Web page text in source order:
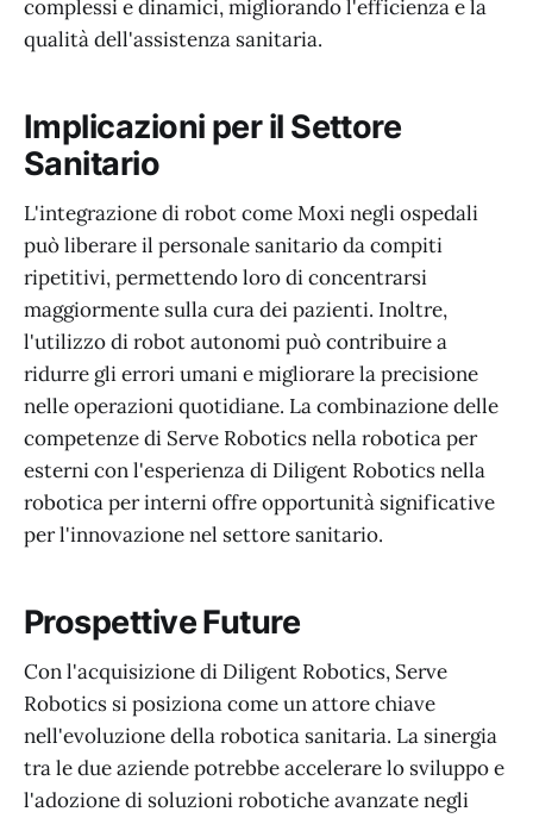
complessi e dinamici, migliorando l'efficienza e la
qualità dell'assistenza sanitaria.
Implicazioni per il Settore
Sanitario
L'integrazione di robot come Moxi negli ospedali
può liberare il personale sanitario da compiti
ripetitivi, permettendo loro di concentrarsi
maggiormente sulla cura dei pazienti. Inoltre,
l'utilizzo di robot autonomi può contribuire a
ridurre gli errori umani e migliorare la precisione
nelle operazioni quotidiane. La combinazione delle
competenze di Serve Robotics nella robotica per
esterni con l'esperienza di Diligent Robotics nella
robotica per interni offre opportunità significative
per l'innovazione nel settore sanitario.
Prospettive Future
Con l'acquisizione di Diligent Robotics, Serve
Robotics si posiziona come un attore chiave
nell'evoluzione della robotica sanitaria. La sinergia
tra le due aziende potrebbe accelerare lo sviluppo e
l'adozione di soluzioni robotiche avanzate negli